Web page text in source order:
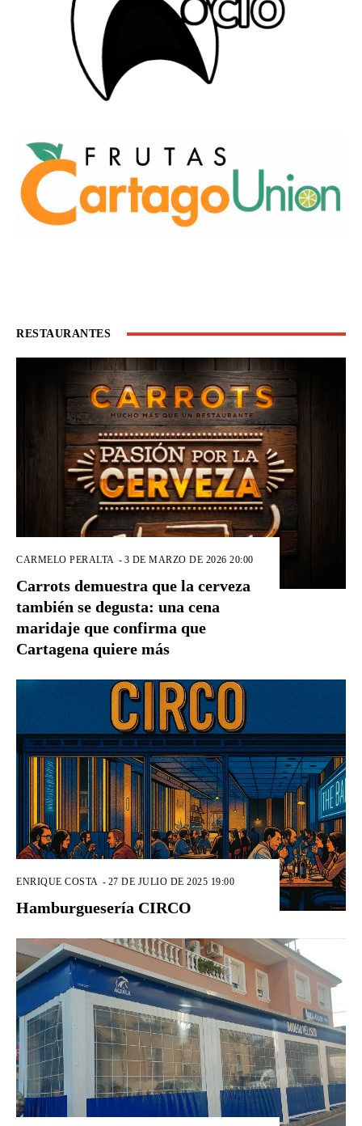
RESTAURANTES
CARMELO PERALTA - 3 DE MARZO DE 2026 20:00
Carrots demuestra que la cerveza
también se degusta: una cena
maridaje que confirma que
Cartagena quiere más
ENRIQUE COSTA - 27 DE JULIO DE 2025 19:00
Hamburguesería CIRCO